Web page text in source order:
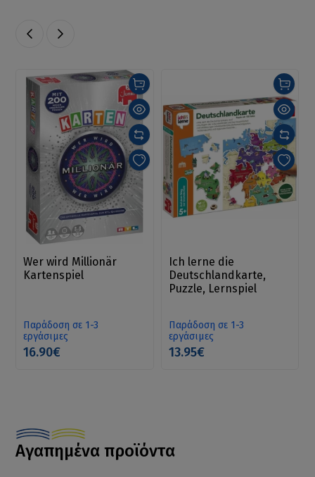
Wer wird Millionär
Kartenspiel
Παράδοση σε 1-3
εργάσιμες
16.90€
Ich lerne die
Deutschlandkarte,
Puzzle, Lernspiel
Παράδοση σε 1-3
εργάσιμες
13.95€
Αγαπημένα προϊόντα